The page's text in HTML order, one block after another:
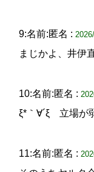
9:名前:匿名 :
まじかよ、井伊
10:名前:匿名 :
ξ*｀∀´ξ 立場が
11:名前:匿名 :